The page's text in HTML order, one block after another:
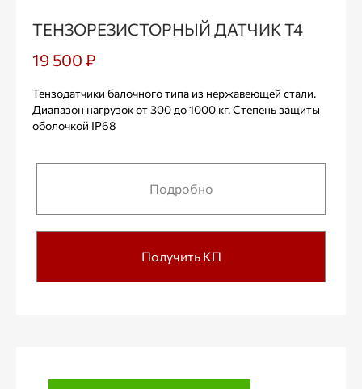
ТЕНЗОРЕЗИСТОРНЫЙ ДАТЧИК Т4
19 500 ₽
Тензодатчики балочного типа из нержавеющей стали.
Диапазон нагрузок от 300 до 1000 кг. Степень защиты
оболочкой IP68
Подробно
Получить КП